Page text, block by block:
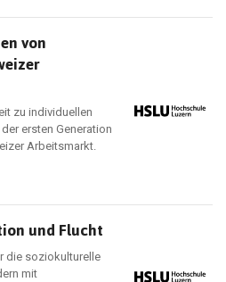
von
zu individuellen
ersten Generation
Arbeitsmarkt.
und Flucht
die soziokulturelle
mit